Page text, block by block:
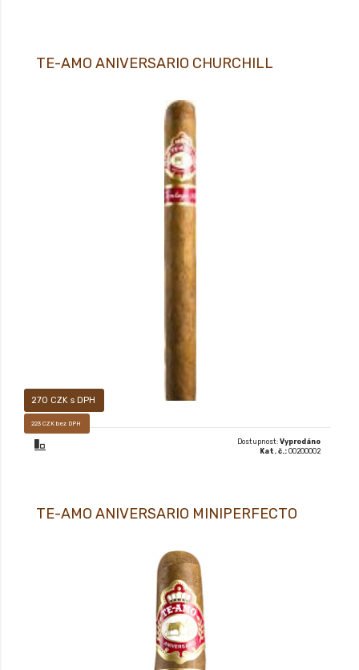
270 CZK s DPH
223 CZK bez DPH
TE-AMO ANIVERSARIO CHURCHILL
Dostupnost:Vyprodáno
Kat. č.: 00200002
TE-AMO ANIVERSARIO MINIPERFECTO
Prémiový doutník typu LONG FILLER